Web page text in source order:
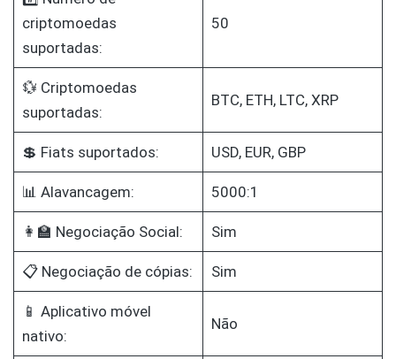
criptomoedas
suportadas:
50
💱 Criptomoedas
suportadas:
BTC, ETH, LTC, XRP
💲 Fiats suportados: USD, EUR, GBP
📊 Alavancagem: 5000:1
👩‍🏫 Negociação Social: Sim
📋 Negociação de cópias: Sim
📱 Aplicativo móvel
nativo:
Não